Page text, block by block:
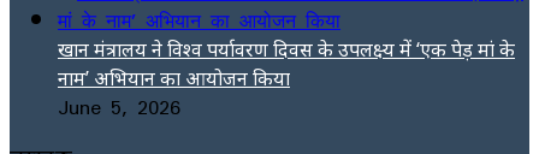
खान मंत्रालय ने विश्व पर्यावरण दिवस के उपलक्ष्य में ‘एक पेड़ मां के
नाम’ अभियान का आयोजन किया
June 5, 2026